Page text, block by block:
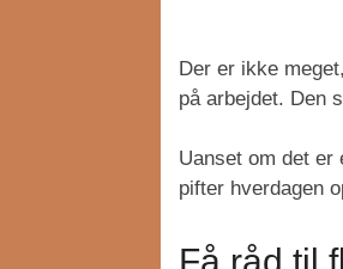
Der er ikke
på arbejdet. Den
Uanset om det er
pifter hverdagen